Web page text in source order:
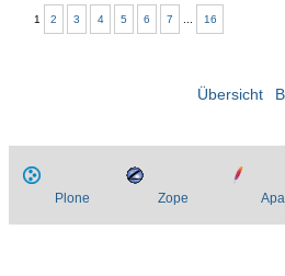
1 2 3 4 5 6 7 16
Übersicht
Plone Zope